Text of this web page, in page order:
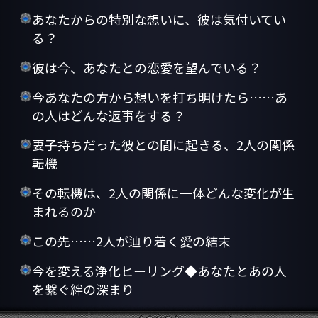
あなたからの特別な想いに、彼は気付いてい
る？
彼は今、あなたとの恋愛を望んでいる？
今あなたの方から想いを打ち明けたら……あ
の人はどんな返事をする？
妻子持ちだった彼との間に起きる、2人の関係
転機
その転機は、2人の関係に一体どんな変化が生
まれるのか
この先……2人が辿り着く愛の結末
今を変える浄化ヒーリング◆あなたとあの人
を繋ぐ絆の深まり